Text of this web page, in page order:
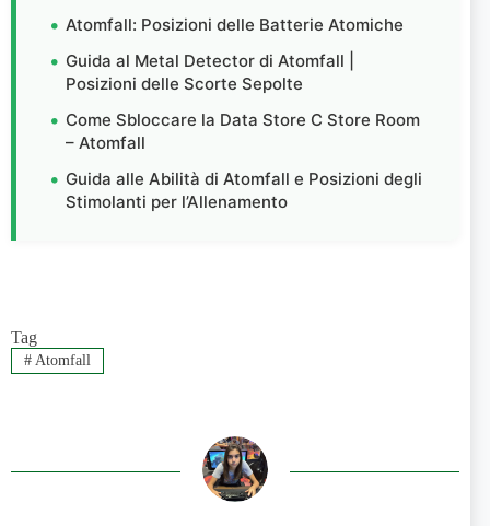
Atomfall: Posizioni delle Batterie Atomiche
Guida al Metal Detector di Atomfall |
Posizioni delle Scorte Sepolte
Come Sbloccare la Data Store C Store Room
– Atomfall
Guida alle Abilità di Atomfall e Posizioni degli
Stimolanti per l’Allenamento
Tag
#Atomfall